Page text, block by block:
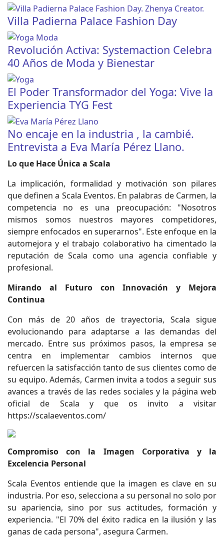
Villa Padierna Palace Fashion Day
Revolución Activa: Systemaction Celebra
40 Años de Moda y Bienestar
El Poder Transformador del Yoga: Vive la
Experiencia TYG Fest
No encaje en la industria , la cambié.
Entrevista a Eva María Pérez Llano.
Lo que Hace Única a Scala
La implicación, formalidad y motivación son pilares
que definen a Scala Eventos. En palabras de Carmen, la
competencia no es una preocupación: "Nosotros
mismos somos nuestros mayores competidores,
siempre enfocados en superarnos". Este enfoque en la
automejora y el trabajo colaborativo ha cimentado la
reputación de Scala como una agencia confiable y
profesional.
Mirando al Futuro con Innovación y Mejora
Continua
Con más de 20 años de trayectoria, Scala sigue
evolucionando para adaptarse a las demandas del
mercado. Entre sus próximos pasos, la empresa se
centra en implementar cambios internos que
refuercen la satisfacción tanto de sus clientes como de
su equipo. Además, Carmen invita a todos a seguir sus
avances a través de las redes sociales y la página web
oficial de Scala y que os invito a visitar
https://scalaeventos.com/
Compromiso con la Imagen Corporativa y la
Excelencia Personal
Scala Eventos entiende que la imagen es clave en su
industria. Por eso, selecciona a su personal no solo por
su apariencia, sino por sus actitudes, formación y
experiencia. "El 70% del éxito radica en la ilusión y las
ganas de cada persona", asegura Carmen.